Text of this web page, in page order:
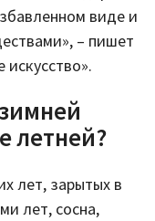
виде и
– пишет
искусство».
летней?
лет, зарытых в
лет, сосна,